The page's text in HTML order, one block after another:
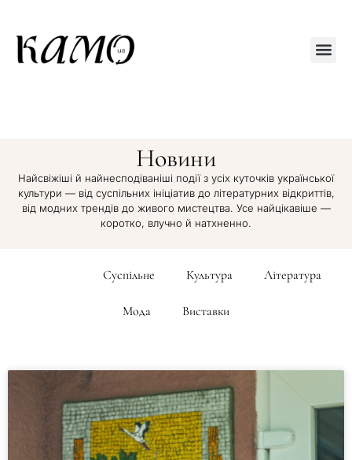
Новини
Найсвіжіші й найнесподіваніші події з усіх куточків української
культури — від суспільних ініціатив до літературних відкриттів,
від модних трендів до живого мистецтва. Усе найцікавіше —
коротко, влучно й натхненно.
Суспільне Культура Література
Мода Виставки